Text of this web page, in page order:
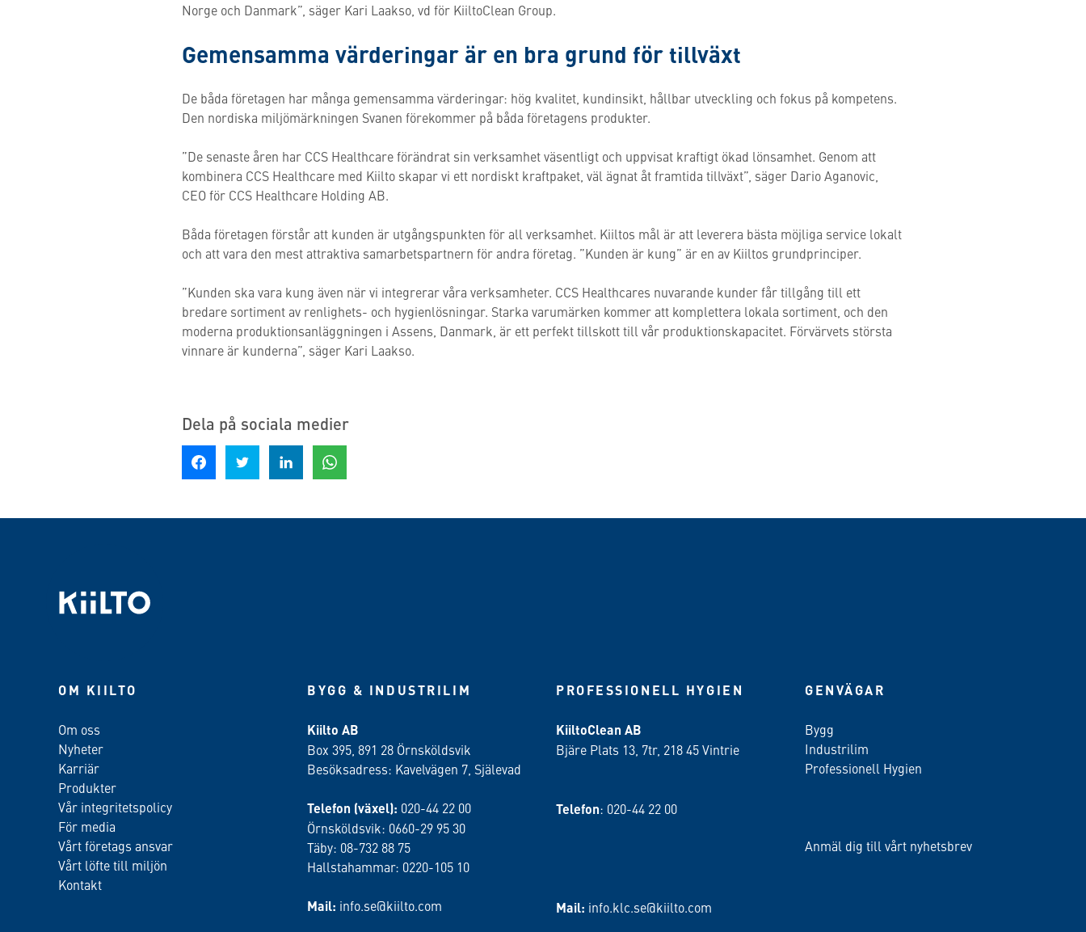
Norge och Danmark”, säger Kari Laakso, vd för KiiltoClean Group.
Gemensamma värderingar är en bra grund för tillväxt
De båda företagen har många gemensamma värderingar: hög kvalitet, kundinsikt, hållbar utveckling och fokus på kompetens.
Den nordiska miljömärkningen Svanen förekommer på båda företagens produkter.
”De senaste åren har CCS Healthcare förändrat sin verksamhet väsentligt och uppvisat kraftigt ökad lönsamhet. Genom att
kombinera CCS Healthcare med Kiilto skapar vi ett nordiskt kraftpaket, väl ägnat åt framtida tillväxt”, säger Dario Aganovic,
CEO för CCS Healthcare Holding AB.
Båda företagen förstår att kunden är utgångspunkten för all verksamhet. Kiiltos mål är att leverera bästa möjliga service lokalt
och att vara den mest attraktiva samarbetspartnern för andra företag. ”Kunden är kung” är en av Kiiltos grundprinciper.
”Kunden ska vara kung även när vi integrerar våra verksamheter. CCS Healthcares nuvarande kunder får tillgång till ett
bredare sortiment av renlighets- och hygienlösningar. Starka varumärken kommer att komplettera lokala sortiment, och den
moderna produktionsanläggningen i Assens, Danmark, är ett perfekt tillskott till vår produktionskapacitet. Förvärvets största
vinnare är kunderna”, säger Kari Laakso.
Dela på sociala medier
Dela på Facebook Dela på Twitter Dela på LinkedIn
OM KIILTO
Om oss
Nyheter
Karriär
Produkter
Vår integritetspolicy
För media
Vårt företags ansvar
Vårt löfte till miljön
Kontakt
BYGG & INDUSTRILIM
Kiilto AB
Box 395, 891 28 Örnsköldsvik
Besöksadress: Kavelvägen 7, Själevad
Telefon (växel): 020-44 22 00
Örnsköldsvik: 0660-29 95 30
Täby: 08-732 88 75
Hallstahammar: 0220-105 10
Mail: info.se@kiilto.com
PROFESSIONELL HYGIEN
KiiltoClean AB
Bjäre Plats 13, 7tr, 218 45 Vintrie
Telefon: 020-44 22 00
Mail: info.klc.se@kiilto.com
GENVÄGAR
Bygg
Industrilim
Professionell Hygien
Anmäl dig till vårt nyhetsbrev